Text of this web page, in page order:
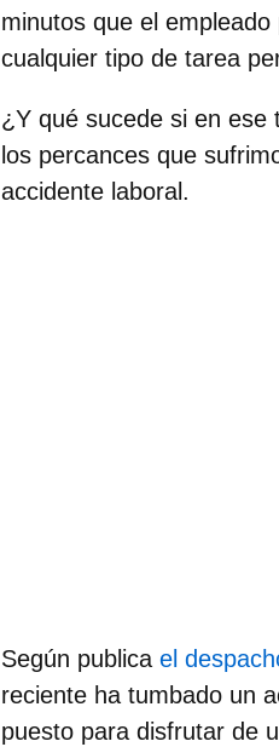
minutos que el empleado
cualquier tipo de tarea
¿Y qué sucede si en ese
los percances que
accidente laboral .
Según publica el
reciente ha tumbado un
puesto para disfrutar de